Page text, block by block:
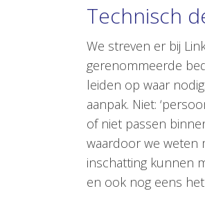
Technisch
We streven er bij
gerenommeerde
leiden op waar
aanpak. Niet:
of niet passen
waardoor we weten
inschatting kunnen
en ook nog eens